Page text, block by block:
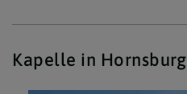
Kapelle in Hornsburg